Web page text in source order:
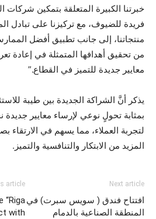
خبرتنا الكبيرة المتعلقة بتمكين
فريدة للضيوف، مع تركيزنا على تبادل
منتجاتنا، إلى جانب تطبيق أفضل
من تحقيق أهدافها المتمثلة في إعادة
معايير جديدة للتميز في القطاع.”
بمثابة تحولٍ نوعي لإرساء معايير
لتجربة العملاء، مما يسهم في الارتقاء
المزيد من الابتكار والتنافسية والتميز.
article
“Riga
with
Next article
افتتاح فندق ( سويس سبرت) في
المنطقة الصناعية بالدمام